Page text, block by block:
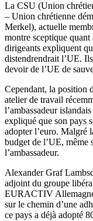
La CSU (Union
– Union chrétienne
Merkel), actuelle
montre sceptique quant
dirigeants expliquent
distendrendrait l’UE.
devoir de l’UE de
Cependant, la position
atelier de travail
l’ambassadeur
expliqué que son pays
adopter l’euro. Malgré
budget de l’UE, même
l’ambassadeur.
Alexander Graf
adjoint du groupe
EURACTIV Allemagne
sur le chemin d’une
ce pays a déjà adopté